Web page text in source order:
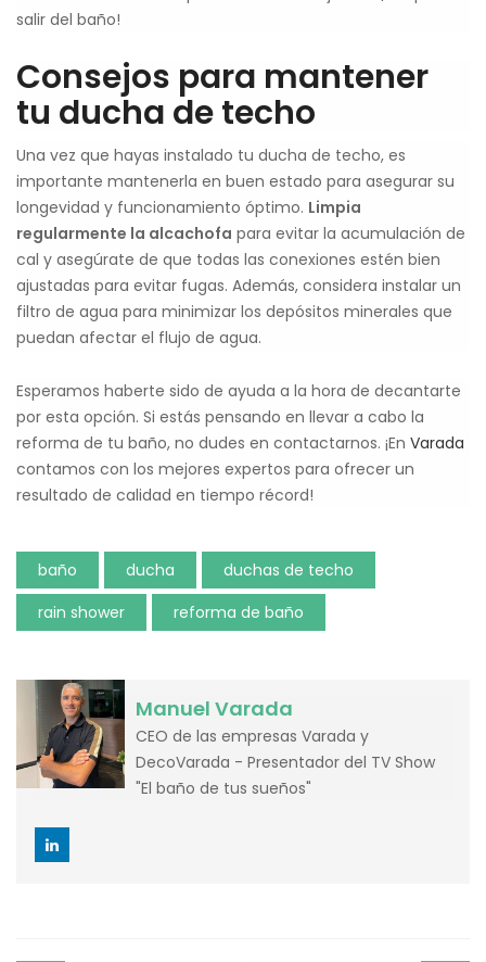
salir del baño!
Consejos para mantener
tu ducha de techo
Una vez que hayas instalado tu ducha de techo, es
importante mantenerla en buen estado para asegurar su
longevidad y funcionamiento óptimo. Limpia
regularmente la alcachofa para evitar la acumulación de
cal y asegúrate de que todas las conexiones estén bien
ajustadas para evitar fugas. Además, considera instalar un
filtro de agua para minimizar los depósitos minerales que
puedan afectar el flujo de agua.
Esperamos haberte sido de ayuda a la hora de decantarte
por esta opción. Si estás pensando en llevar a cabo la
reforma de tu baño, no dudes en contactarnos. ¡En Varada
contamos con los mejores expertos para ofrecer un
resultado de calidad en tiempo récord!
baño ducha
duchas de techo
rain shower
reforma de baño
Manuel Varada
CEO de las empresas Varada y
DecoVarada - Presentador del TV Show
"El baño de tus sueños"